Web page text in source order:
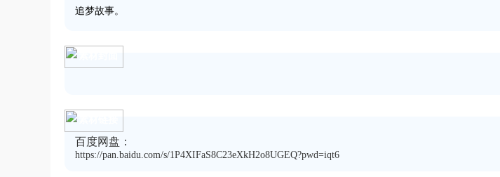
追梦故事。
百度网盘：
https://pan.baidu.com/s/1P4XIFaS8C23eXkH2o8UGEQ?pwd=iqt6